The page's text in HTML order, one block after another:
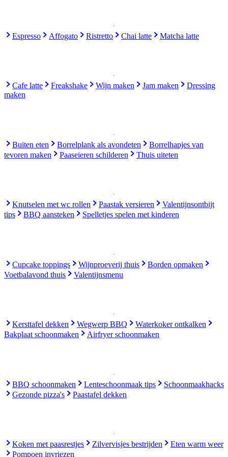
Espresso Affogato Ristretto Chai latte Matcha latte
Cafe latte Freakshake Wijn maken Jam maken
Dressing
maken
Buiten eten Borrelplank als avondeten
Borrelhapjes van
tevoren maken
Paaseieren schilderen Thuis uiteten
Knutselen met wc rollen Paastak versieren
Valentijnsontbijt
tips
BBQ aansteken Spelletjes spelen met kinderen
Cupcake toppings Wijnproeverij thuis
Borden opmaken
Voetbalavond thuis
Valentijnsmenu
Kersttafel dekken Wegwerp BBQ
Waterkoker ontkalken
Bakplaat schoonmaken
Airfryer schoonmaken
BBQ schoonmaken Lenteschoonmaak tips
Schoonmaakhacks
Gezonde pizza's
Paastafel dekken
Koken met paasrestjes Zilvervisjes bestrijden
Eten warm weer
Pompoen invriezen